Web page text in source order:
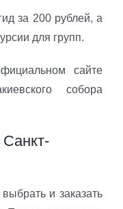
за 200 рублей, а
для групп.
сайте
собора
Санкт-
и заказать